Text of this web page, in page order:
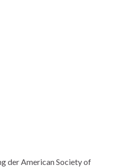
der American Society of